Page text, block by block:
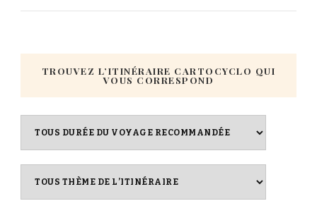
TROUVEZ L’ITINÉRAIRE CARTOCYCLO QUI
VOUS CORRESPOND